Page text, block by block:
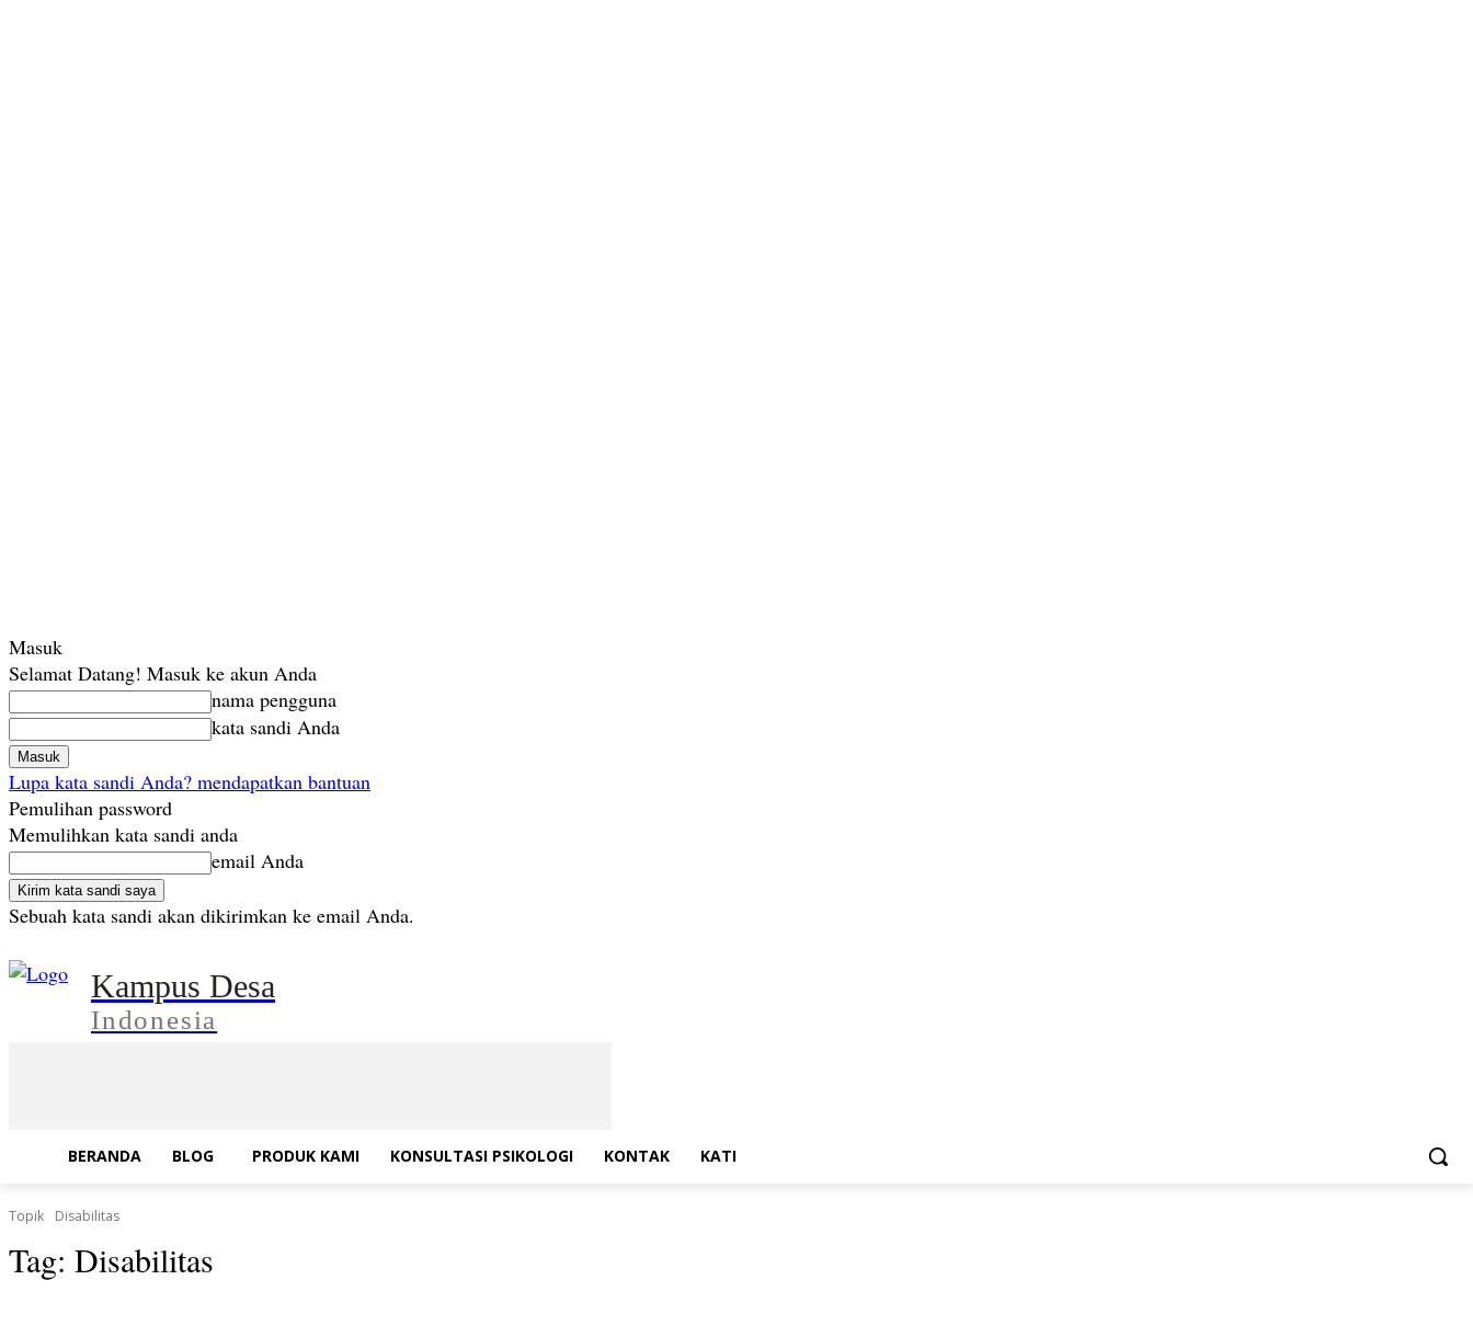
Masuk
Selamat Datang! Masuk ke akun Anda
nama pengguna
kata sandi Anda
Lupa kata sandi Anda? mendapatkan bantuan
Pemulihan password
Memulihkan kata sandi anda
email Anda
Sebuah kata sandi akan dikirimkan ke email Anda.
Kampus Desa
Indonesia
BERANDA BLOG PRODUK KAMI KONSULTASI PSIKOLOGI KONTAK KATI
Topik Disabilitas
Tag: Disabilitas